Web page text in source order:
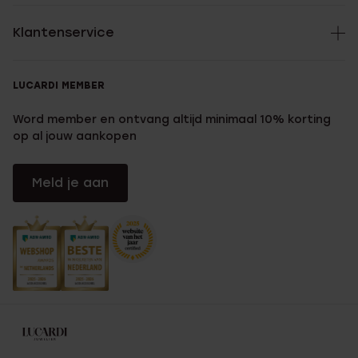
Klantenservice
LUCARDI MEMBER
Word member en ontvang altijd minimaal 10% korting
op al jouw aankopen
Meld je aan